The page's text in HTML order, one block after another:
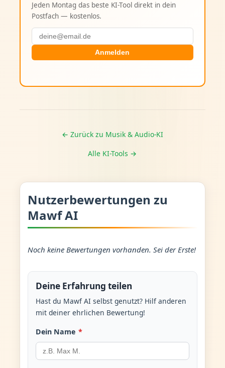
Jeden Montag das beste KI-Tool direkt in dein
Postfach — kostenlos.
Anmelden
← Zurück zu Musik & Audio-KI
Alle KI-Tools →
Nutzerbewertungen zu
Mawf AI
Noch keine Bewertungen vorhanden. Sei der Erste!
Deine Erfahrung teilen
Hast du Mawf AI selbst genutzt? Hilf anderen
mit deiner ehrlichen Bewertung!
Dein Name *